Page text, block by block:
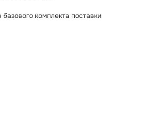
базового комплекта поставки